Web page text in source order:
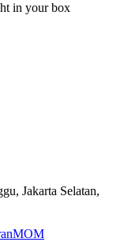
in your box
Jakarta Selatan,